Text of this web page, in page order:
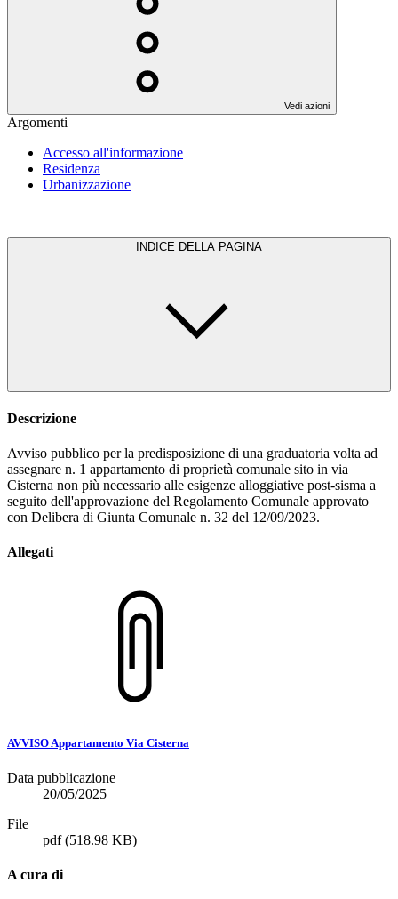
Vedi azioni
Argomenti
Accesso all'informazione
Residenza
Urbanizzazione
INDICE DELLA PAGINA
Descrizione
Avviso pubblico per la predisposizione di una graduatoria volta ad
assegnare n. 1 appartamento di proprietà comunale sito in via
Cisterna non più necessario alle esigenze alloggiative post-sisma a
seguito dell'approvazione del Regolamento Comunale approvato
con Delibera di Giunta Comunale n. 32 del 12/09/2023.
Allegati
AVVISO Appartamento Via Cisterna
Data pubblicazione
20/05/2025
File
pdf(518.98 KB)
A cura di